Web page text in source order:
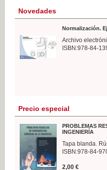
Novedades
Normalización.
Archivo
ISBN:978-84-
Precio especial
PROBLEMAS
INGENIERÍA
Tapa blanda.
ISBN:978-84-
2,00 €